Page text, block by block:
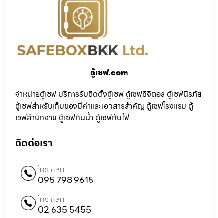
ตู้เซฟ.com
จำหน่ายตู้เซฟ บริการรับติดตั้งตู้เซฟ ตู้เซฟดิจิตอล ตู้เซฟนิรภัย
ตู้เซฟสำหรับเก็บของมีค่าและเอกสารสำคัญ ตู้เซฟโรงแรม ตู้
เซฟสำนักงาน ตู้เซฟกันน้ำ ตู้เซฟกันไฟ
ติดต่อเรา
โทร คลิก
095 798 9615
โทร คลิก
02 635 5455